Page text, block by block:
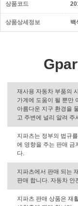
상품코드
상품상세정보 백
재사용 자동차 부품의
가계에 도움이 될 뿐만
아름다운 지구 환경을
고 주변에 널리 알려 주
지파츠는 정부의 법규
에 영향을 주는 판매 금
다.
지파츠에서 판매 되는
판매 합니다. 자동차 안
지파츠 판매 상품은 재